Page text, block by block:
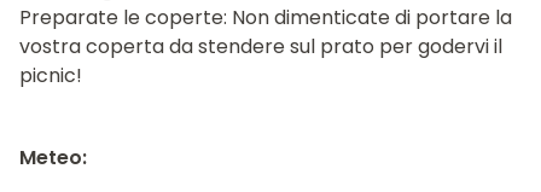
​Preparate le coperte: Non dimenticate di portare la
vostra coperta da stendere sul prato per godervi il
picnic!
Meteo: